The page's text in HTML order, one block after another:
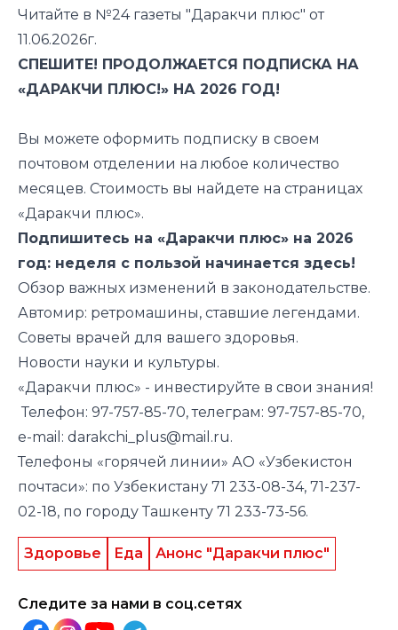
Читайте в №24 газеты "Даракчи плюс" от
11.06.2026г.
СПЕШИТЕ! ПРОДОЛЖАЕТСЯ ПОДПИСКА НА
«ДАРАКЧИ ПЛЮС!» НА 2026 ГОД!
Вы можете оформить подписку в своем
почтовом отделении на любое количество
месяцев. Стоимость вы найдете на страницах
«Даракчи плюс».
Подпишитесь на «Даракчи плюс» на 2026
год: неделя с пользой начинается здесь!
Обзор важных изменений в законодательстве.
Автомир: ретромашины, ставшие легендами.
Советы врачей для вашего здоровья.
Новости науки и культуры.
«Даракчи плюс» - инвестируйте в свои знания!
Телефон: 97-757-85-70, телеграм: 97-757-85-70,
e-mail: darakchi_plus@mail.ru.
Телефоны «горячей линии» АО «Узбекистон
почтаси»: по Узбекистану 71 233-08-34, 71-237-
02-18, по городу Ташкенту 71 233-73-56.
Здоровье Еда Анонс "Даракчи плюс"
Следите за нами в соц.сетях